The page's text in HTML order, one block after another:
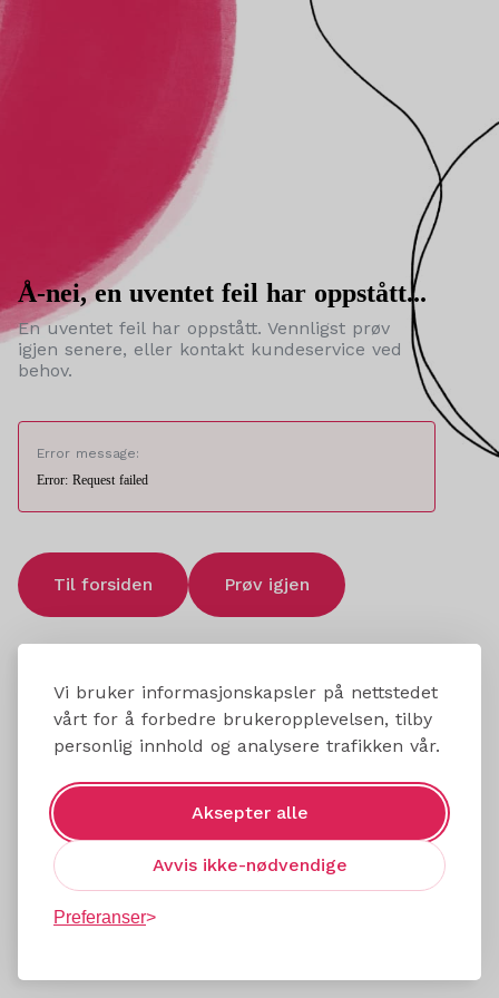
Vi bruker informasjonskapsler på nettstedet
vårt for å forbedre brukeropplevelsen, tilby
personlig innhold og analysere trafikken vår.
Aksepter alle
Avvis ikke-nødvendige
Preferanser
Å-nei, en uventet feil har oppstått...
En uventet feil har oppstått. Vennligst prøv
igjen senere, eller kontakt kundeservice ved
behov.
Error message:
Error: Request failed
Til forsiden Prøv igjen